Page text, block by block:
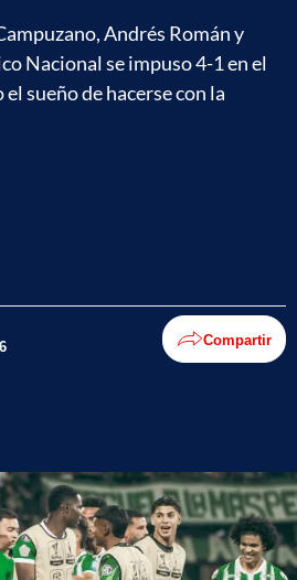
Andrés Román y
Nacional se impuso 4-1 en el
sueño de hacerse con la
Compartir